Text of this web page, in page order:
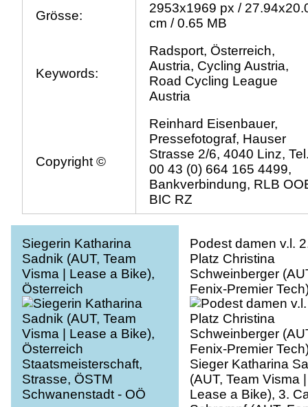
Grösse:
2953x1969 px /
cm / 0.65 MB
Keywords:
Radsport, Österreich,
Austria, Cycling Austria,
Road Cycling League
Austria
Copyright ©
Reinhard Eisenbauer,
Pressefotograf, Hauser
Strasse 2/6, 4040 Linz,
00 43 (0) 664 165 4499,
Bankverbindung, RLB
BIC RZ
Siegerin Katharina
Sadnik (AUT, Team
Visma | Lease a Bike),
Österreich
Staatsmeisterschaft,
Strasse, ÖSTM
Schwanenstadt - OÖ
Podest damen v.l.
Platz Christina
Schweinberger
Fenix-Premier
Sieger Katharina
(AUT, Team Visma |
Lease a Bike), 3.
Schrempf (AUT,
Premier Tech)